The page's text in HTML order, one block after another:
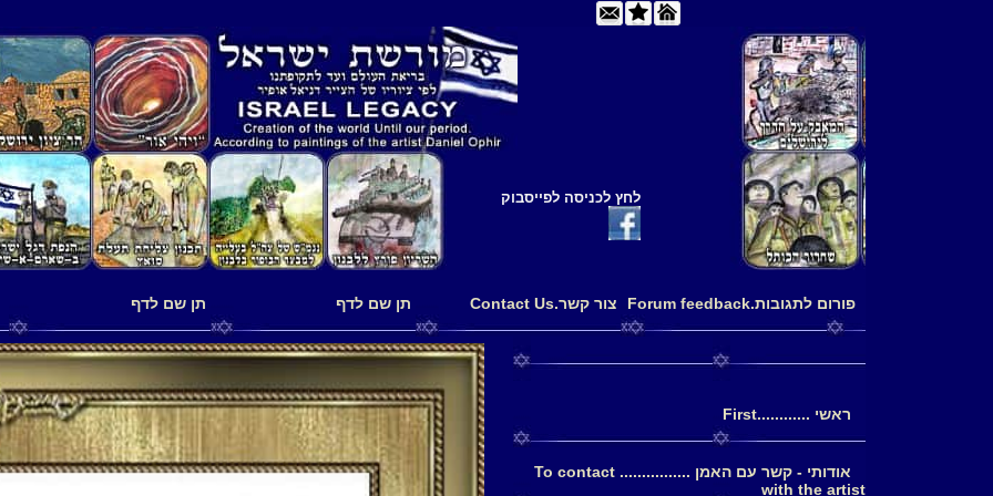
לחץ לכניסה לפייסבוק
פורום לתגובות.Forum feedback צור קשר.Contact Us תן שם לדף תן שם לדף
ראשי ............First
אודותי - קשר עם האמן ................ To contact
with the artist